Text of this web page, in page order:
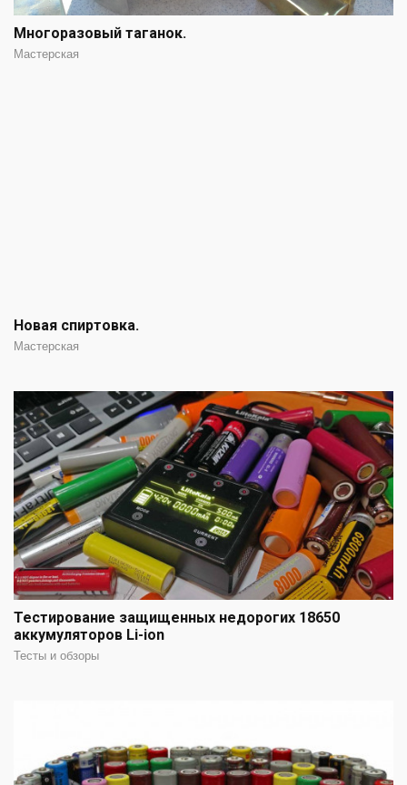
Многоразовый таганок.
Мастерская
Новая спиртовка.
Мастерская
Тестирование защищенных недорогих 18650
аккумуляторов Li-ion
Тесты и обзоры